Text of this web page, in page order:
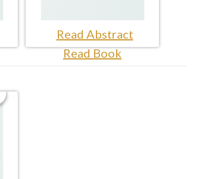
Read Abstract
Read Book